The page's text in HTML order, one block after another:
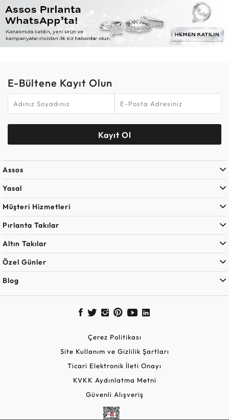
E-Bültene Kayıt Olun
Kayıt Ol
Assos
Yasal
Müşteri Hizmetleri
Pırlanta Takılar
Altın Takılar
Özel Günler
Blog
Çerez Politikası
Site Kullanım ve Gizlilik Şartları
Ticari Elektronik İleti Onayı
KVKK Aydınlatma Metni
Güvenli Alışveriş